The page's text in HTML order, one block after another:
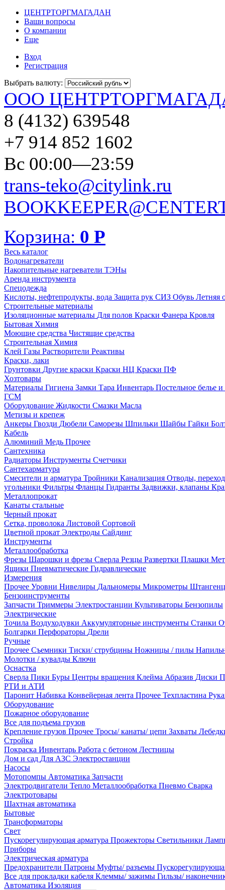
ЦЕНТРТОРГМАГАДАН
Ваши вопросы
О компании
Еще
Вход
Регистрация
Выбрать валюту:
ООО
8 (4132) 639548
+7 914 852 1602
Вс 00:00—23:59
trans-teko@citylink.ru
Корзина: 0 Р
Весь каталог
Водонагреватели
Накопительные нагреватели ТЭНы
Аренда инструмента
Спецодежда
Кислоты, нефтепродукты, вода Защита рук СИЗ Обувь Летняя
Строительные материалы
Изоляционные материалы Для полов Краски Фанера Кровля
Бытовая Химия
Моющие средства Чистящие средства
Строительная Химия
Клей Газы Растворители Реактивы
Краски, лаки
Грунтовки Другие краски Краски НЦ Краски ПФ
Хозтовары
Материалы Гигиена Замки Тара Инвентарь Постельное белье
ГСМ
Оборудование Жидкости Смазки Масла
Метизы и крепеж
Анкеры Гвозди Дюбели Саморезы Шпильки Шайбы Гайки
Кабель
Алюминий Медь Прочее
Сантехника
Радиаторы Инструменты Счетчики
Сантехарматура
Смесители и арматура Тройники Канализация Отводы,
угольники Фильтры Фланцы Гидранты Задвижки, клапаны
Металлопрокат
Канаты стальные
Черный прокат
Сетка, проволока Листовой Сортовой
Цветной прокат Электроды Сайдинг
Инструменты
Металлообработка
Фрезы Шарошки и фрезы Сверла Резцы Развертки Плашки
Ящики Пневматические Гидравлические
Измерения
Прочее Уровни Нивелиры Дальномеры Микрометры
Бензоинструменты
Запчасти Триммеры Электростанции Культиваторы Бензопилы
Электрические
Точила Воздуходувки Аккумуляторные инструменты Станки
Болгарки Перфораторы Дрели
Ручные
Прочее Съемники Тиски/ струбцины Ножницы / пилы
Молотки / кувалды Ключи
Оснастка
Сверла Пики Буры Центры вращения Клейма Абразив Диски
РТИ и АТИ
Паронит Набивка Конвейерная лента Прочее Техпластина
Оборудование
Пожарное оборудование
Все для подъема грузов
Крепление грузов Прочее Тросы/ канаты/ цепи Захваты
Стройка
Покраска Инвентарь Работа с бетоном Лестницы
Дом и сад Для АЗС Электростанции
Насосы
Мотопомпы Автоматика Запчасти
Электродвигатели Тепло Металлообработка Пневмо Сварка
Электротовары
Шахтная автоматика
Бытовые
Трансформаторы
Свет
Пускорегулирующая арматура Прожекторы Светильники
Приборы
Электрическая арматура
Предохранители Патроны Муфты/ разъемы
Все для прокладки кабеля Клеммы/ зажимы Гильзы/
Автоматика Изоляция